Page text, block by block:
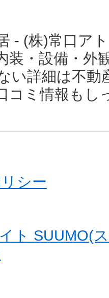
- (株)常口ア
装・設備・外
い詳細は不
コミ情報もし
シー
ト SUUMO(